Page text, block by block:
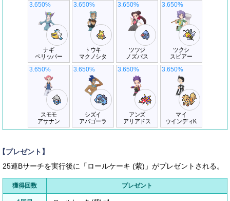
ナギ
ペリッパー
3.650%
トウキ
マクノシタ
3.650%
ツツジ
ノズパス
3.650%
ツクシ
スピアー
3.650%
スモモ
アサナン
3.650%
シズイ
アバゴーラ
3.650%
アンズ
アリアドス
3.650%
マイ
ウインディK
3.650%
プレゼント】
25連Bサーチを実行後に「ロールケーキ (紫)」がプレゼントされる。
獲得回数 プレゼント